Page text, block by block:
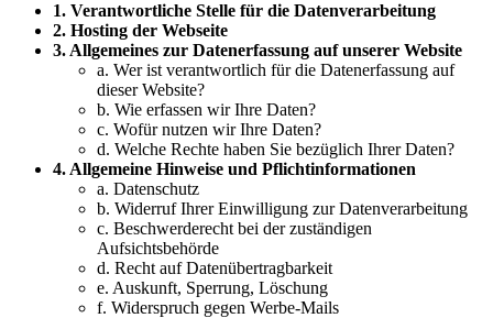
1. Verantwortliche Stelle für die Datenverarbeitung
2. Hosting der Webseite
3. Allgemeines zur Datenerfassung auf unserer Website
a. Wer ist verantwortlich für die Datenerfassung auf
dieser Website?
b. Wie erfassen wir Ihre Daten?
c. Wofür nutzen wir Ihre Daten?
d. Welche Rechte haben Sie bezüglich Ihrer Daten?
4. Allgemeine Hinweise und Pflichtinformationen
a. Datenschutz
b. Widerruf Ihrer Einwilligung zur Datenverarbeitung
c. Beschwerderecht bei der zuständigen
Aufsichtsbehörde
d. Recht auf Datenübertragbarkeit
e. Auskunft, Sperrung, Löschung
f. Widerspruch gegen Werbe-Mails